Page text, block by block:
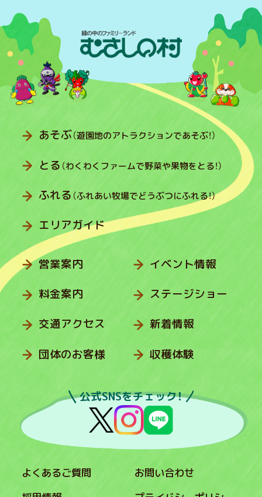
あそぶ（遊園地のアトラクションであそぶ！）
とる （わくわくファームで野菜や果物をとる！）
ふれる （ふれあい牧場でどうぶつにふれる！）
エリアガイド
営業案内
料金案内
交通アクセス
団体のお客様
イベント情報
ステージショー
新着情報
収穫体験
公式SNSをチェック！
よくあるご質問
お問い合わせ